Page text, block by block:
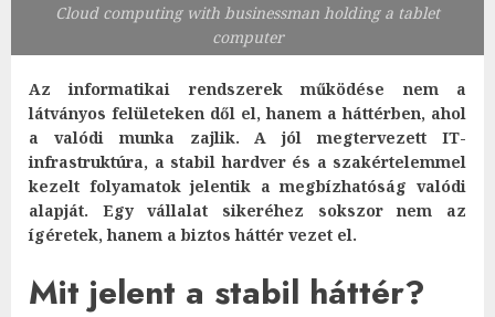
Cloud computing with businessman holding a tablet
computer
Az informatikai rendszerek működése nem a
látványos felületeken dől el, hanem a háttérben, ahol
a valódi munka zajlik. A jól megtervezett IT-
infrastruktúra, a stabil hardver és a szakértelemmel
kezelt folyamatok jelentik a megbízhatóság valódi
alapját. Egy vállalat sikeréhez sokszor nem az
ígéretek, hanem a biztos háttér vezet el.
Mit jelent a stabil háttér?